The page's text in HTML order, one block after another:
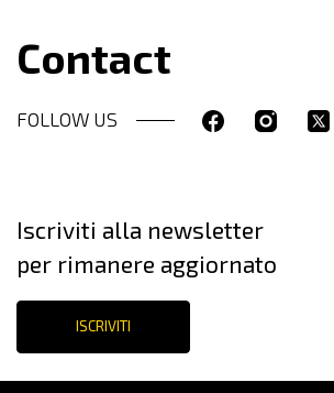
Contact
FOLLOW US
Iscriviti alla newsletter
per rimanere aggiornato
ISCRIVITI